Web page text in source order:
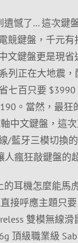
憾了… 這次鍵
競鍵盤，千元
文鍵盤更是現
列正在大地震
七百只要
。當然，最
軸中文鍵盤，這
藍牙三模切換
瘋狂敲鍵盤的
耳機怎麼能馬
接呼應主題只
雙模無線
頂級職業級